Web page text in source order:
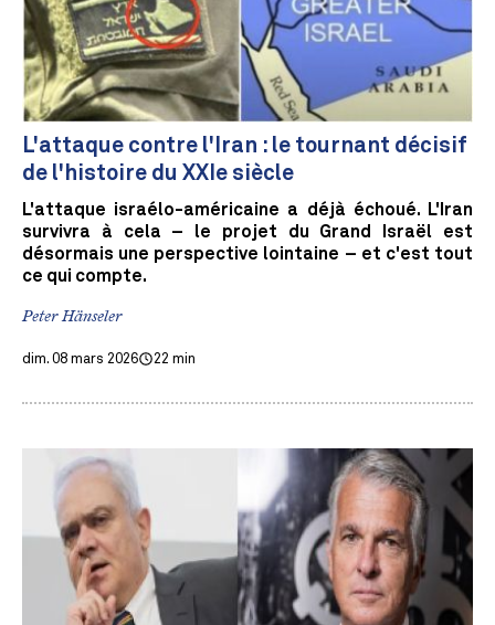
L'attaque contre l'Iran : le tournant décisif
de l'histoire du XXIe siècle
L'attaque israélo-américaine a déjà échoué. L'Iran
survivra à cela – le projet du Grand Israël est
désormais une perspective lointaine – et c'est tout
ce qui compte.
Peter Hänseler
dim. 08 mars 2026 22 min